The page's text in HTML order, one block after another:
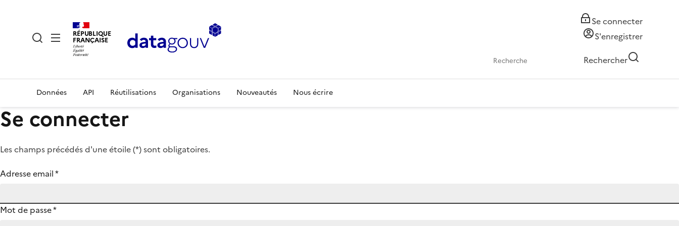
RÉPUBLIQUE
FRANÇAISE
Se connecter
S'enregistrer
Rechercher
Données API Réutilisations Organisations Nouveautés Nous écrire
Se connecter
Les champs précédés d'une étoile (*) sont obligatoires.
Adresse email*
Mot de passe*